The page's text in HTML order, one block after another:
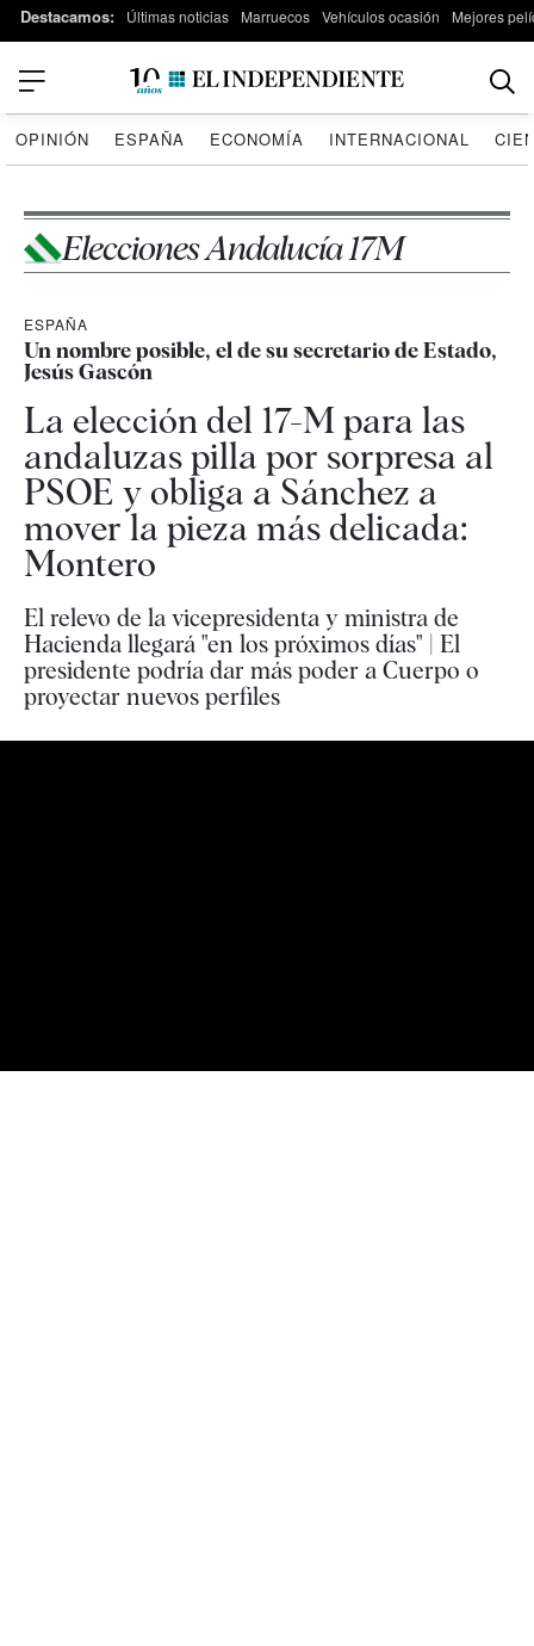
Destacamos: Últimas noticias Marruecos Vehículos ocasión Mejores
OPINIÓN ESPAÑA ECONOMÍA INTERNACIONAL
Elecciones Andalucía 17M
ESPAÑA
Un nombre posible, el de su secretario de Estado,
Jesús Gascón
La elección del 17-M para las
andaluzas pilla por sorpresa al
PSOE y obliga a Sánchez a
mover la pieza más delicada:
Montero
El relevo de la vicepresidenta y ministra de
Hacienda llegará "en los próximos días" | El
presidente podría dar más poder a Cuerpo o
proyectar nuevos perfiles